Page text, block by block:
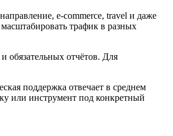
e-commerce, travel и даже
трафик в разных
обязательных отчётов. Для
поддержка отвечает в среднем
или инструмент под конкретный